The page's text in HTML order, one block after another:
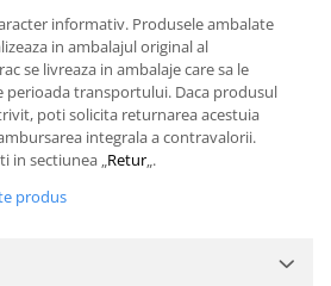
informativ. Produsele ambalate
in ambalajul original al
se livreaza in ambalaje care sa le
perioada transportului. Daca produsul
poti solicita returnarea acestuia
integrala a contravalorii.
in sectiunea „Retur„.
produs